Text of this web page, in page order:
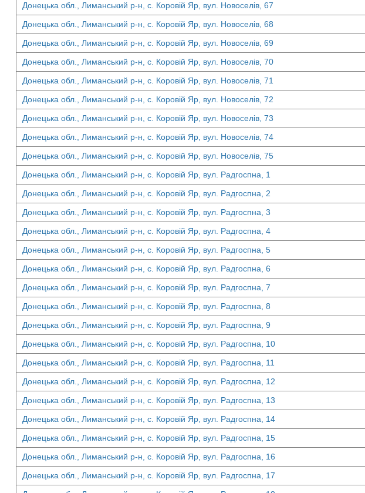
Донецька обл., Лиманський р-н, с. Коровій Яр, вул. Новоселів, 67
Донецька обл., Лиманський р-н, с. Коровій Яр, вул. Новоселів, 68
Донецька обл., Лиманський р-н, с. Коровій Яр, вул. Новоселів, 69
Донецька обл., Лиманський р-н, с. Коровій Яр, вул. Новоселів, 70
Донецька обл., Лиманський р-н, с. Коровій Яр, вул. Новоселів, 71
Донецька обл., Лиманський р-н, с. Коровій Яр, вул. Новоселів, 72
Донецька обл., Лиманський р-н, с. Коровій Яр, вул. Новоселів, 73
Донецька обл., Лиманський р-н, с. Коровій Яр, вул. Новоселів, 74
Донецька обл., Лиманський р-н, с. Коровій Яр, вул. Новоселів, 75
Донецька обл., Лиманський р-н, с. Коровій Яр, вул. Радгоспна, 1
Донецька обл., Лиманський р-н, с. Коровій Яр, вул. Радгоспна, 2
Донецька обл., Лиманський р-н, с. Коровій Яр, вул. Радгоспна, 3
Донецька обл., Лиманський р-н, с. Коровій Яр, вул. Радгоспна, 4
Донецька обл., Лиманський р-н, с. Коровій Яр, вул. Радгоспна, 5
Донецька обл., Лиманський р-н, с. Коровій Яр, вул. Радгоспна, 6
Донецька обл., Лиманський р-н, с. Коровій Яр, вул. Радгоспна, 7
Донецька обл., Лиманський р-н, с. Коровій Яр, вул. Радгоспна, 8
Донецька обл., Лиманський р-н, с. Коровій Яр, вул. Радгоспна, 9
Донецька обл., Лиманський р-н, с. Коровій Яр, вул. Радгоспна, 10
Донецька обл., Лиманський р-н, с. Коровій Яр, вул. Радгоспна, 11
Донецька обл., Лиманський р-н, с. Коровій Яр, вул. Радгоспна, 12
Донецька обл., Лиманський р-н, с. Коровій Яр, вул. Радгоспна, 13
Донецька обл., Лиманський р-н, с. Коровій Яр, вул. Радгоспна, 14
Донецька обл., Лиманський р-н, с. Коровій Яр, вул. Радгоспна, 15
Донецька обл., Лиманський р-н, с. Коровій Яр, вул. Радгоспна, 16
Донецька обл., Лиманський р-н, с. Коровій Яр, вул. Радгоспна, 17